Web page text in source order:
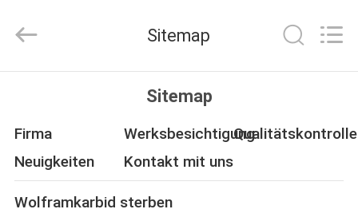
PRODUKTE
VIDEOS
Limited.
Reserved.
Sitemap
Sitemap
Firma WerksbesichtigungQualitätskontrolle
Neuigkeiten
Kontakt mit uns
Wolframkarbid sterben